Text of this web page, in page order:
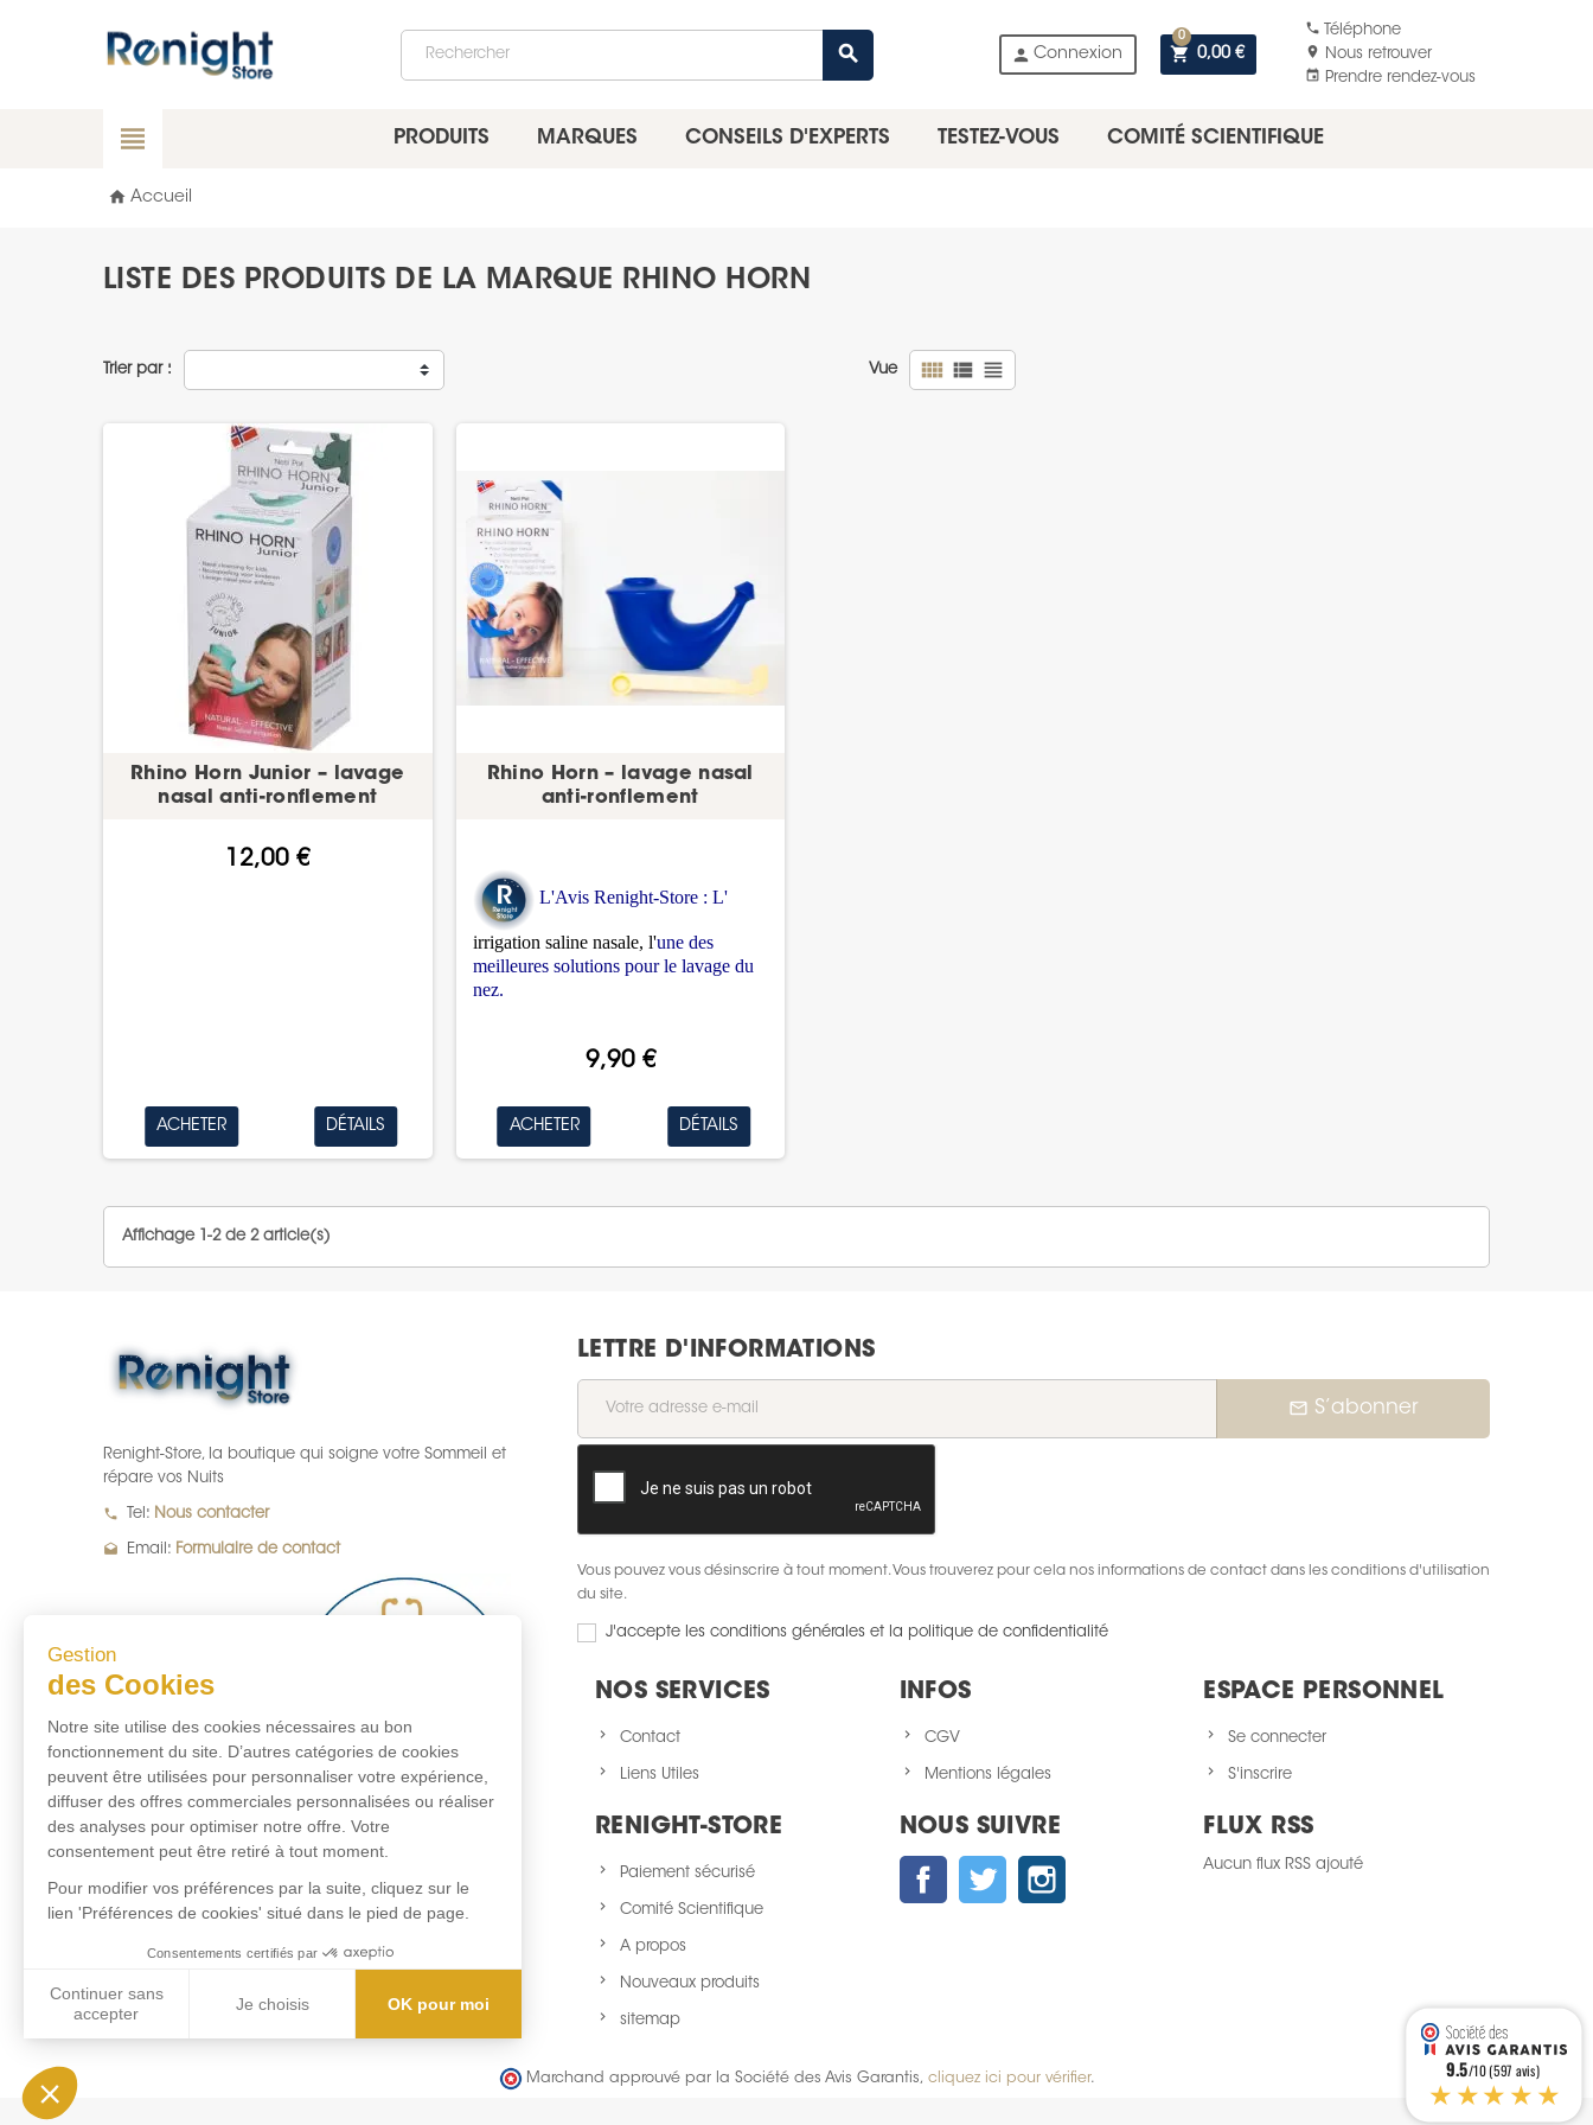
Gestion
des Cookies
Notre site utilise des cookies nécessaires au bon
fonctionnement du site. D’autres catégories de cookies
peuvent être utilisées pour personnaliser votre expérience,
diffuser des offres commerciales personnalisées ou réaliser
des analyses pour optimiser notre offre. Votre
consentement peut être retiré à tout moment.
Pour modifier vos préférences par la suite, cliquez sur le
lien 'Préférences de cookies' situé dans le pied de page.
Consentements certifiés par
Continuer sans
accepter
Je choisis OK pour moi
Notre plateforme vous permet d'adapter et de gérer vos paramètres de confidentialité, en garantissant la conformité avec les réglementations. Personnalisez vos préférences pour contrôler la manière dont vos informations sont
search person Connexion shopping_cart 0,00 €
0
phone Téléphone
location_on
Nous retrouver
event
Prendre rendez-vous
view_headline PRODUITS MARQUES CONSEILS D'EXPERTS TESTEZ-VOUS COMITÉ SCIENTIFIQUE
home Accueil
LISTE DES PRODUITS DE LA MARQUE RHINO HORN
Trier par : Vue view_comfy view_list view_headline
Rhino Horn Junior – lavage
nasal anti-ronflement
12,00 €
ACHETER DÉTAILS
Rhino Horn – lavage nasal
anti-ronflement
9,90 €
L'Avis Renight-Store : L'
irrigation saline nasale, l'une des
meilleures solutions pour le lavage du
nez.
ACHETER DÉTAILS
Affichage 1-2 de 2 article(s)
Renight-Store, la boutique qui soigne votre Sommeil et
répare vos Nuits
local_phone Tel: Nous contacter
drafts Email: Formulaire de contact
LETTRE D'INFORMATIONS
mail_outline S’abonner
Vous pouvez vous désinscrire à tout moment. Vous trouverez pour cela nos informations de contact dans les conditions d'utilisation
du site.
J'accepte les conditions générales et la politique de confidentialité
NOS SERVICES
Contact
Liens Utiles
INFOS
CGV
Mentions légales
ESPACE PERSONNEL
Se connecter
S'inscrire
RENIGHT-STORE
Paiement sécurisé
Comité Scientifique
A propos
Nouveaux produits
sitemap
NOUS SUIVRE
FacebookTwitter
FLUX RSS
Aucun flux RSS ajouté
Marchand approuvé par la Société des Avis Garantis, cliquez ici pour vérifier. 9.5/10 (597 avis)
★★★★★